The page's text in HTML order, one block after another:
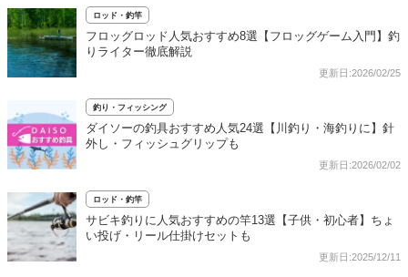
ロッド・釣竿
フロッグロッド人気おすすめ8選【フロッグゲーム入門】釣
りライター徹底解説
更新日:2026/02/25
釣り・フィッシング
ダイソーの釣具おすすめ人気24選【川釣り・海釣りに】針
外し・フィッシュグリップも
更新日:2026/02/02
ロッド・釣竿
サビキ釣りに人気おすすめの竿13選【子供・初心者】ちょ
い投げ・リール仕掛けセットも
更新日:2025/12/11